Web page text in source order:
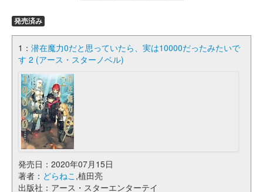
発売済み
1： 潜在魔力0だと思っていたら、実は10000だったみたいで
す 2 (アース・スターノベル)
発売日：2020年07月15日
著者： どらねこ ,植田亮
出版社：アース・スターエンターテイ